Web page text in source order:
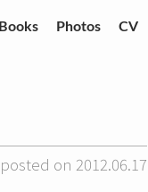
Books Photos CV
posted on 2012.06.17